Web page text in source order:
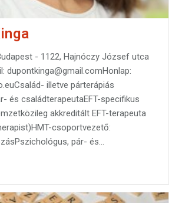
- 1122, Hajnóczy József utca
dupontkinga@gmail.comHonlap:
illetve párterápiás
és családterapeutaEFT-specifikus
akkreditált EFT-terapeuta
csoportvezető:
pár- és…